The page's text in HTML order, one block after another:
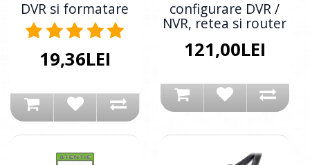
DVR si formatare
19,36LEI
configurare DVR /
NVR, retea si router
121,00LEI